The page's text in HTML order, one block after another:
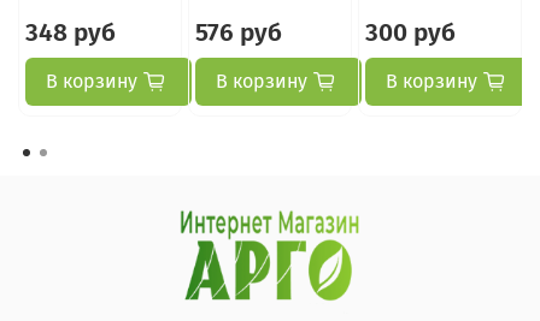
348 руб
В корзину
576 руб
В корзину
300 руб
В корзину